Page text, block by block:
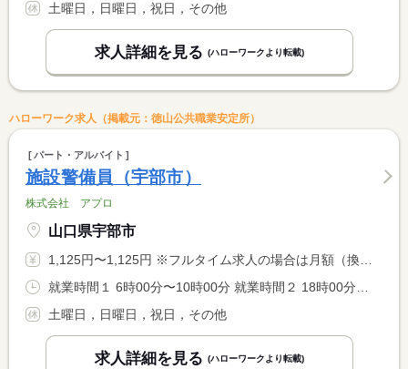
土曜日，日曜日，祝日，その他
求人詳細を見る (ハローワークより転載)
ハローワーク求人（掲載元：徳山公共職業安定所）
パート・アルバイト
施設警備員（宇部市）
株式会社 アプロ
山口県宇部市
1,125円〜1,125円 ※フルタイム求人の場合は月額（換算額）、パート求人の場合は時間額を表示しています。
土曜日，日曜日，祝日，その他
求人詳細を見る (ハローワークより転載)